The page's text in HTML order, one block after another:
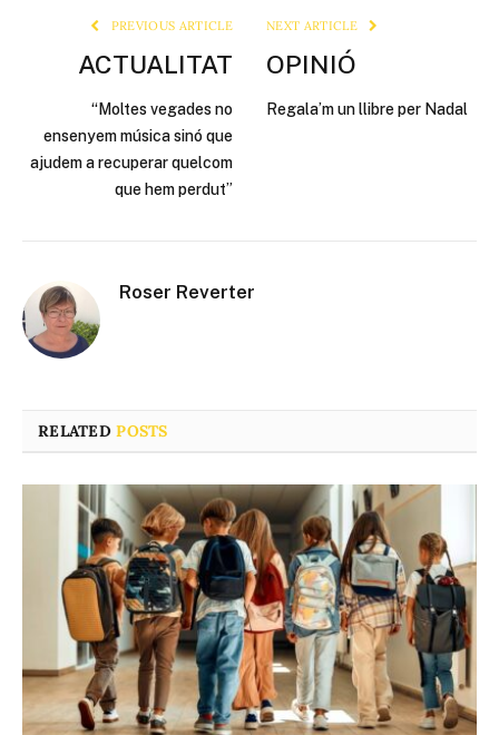
PREVIOUS ARTICLE
ACTUALITAT
“Moltes vegades no
ensenyem música sinó que
ajudem a recuperar quelcom
que hem perdut”
NEXT ARTICLE
OPINIÓ
Regala’m un llibre per Nadal
Roser Reverter
RELATEDPOSTS